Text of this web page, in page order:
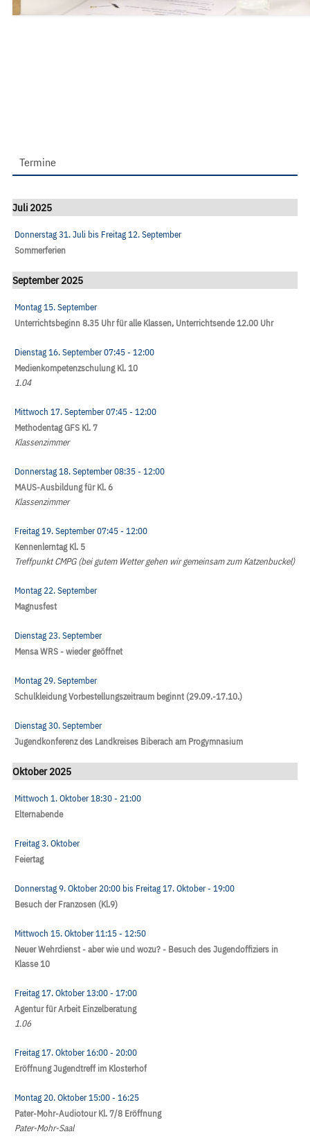
Termine
Juli 2025
Donnerstag 31. Juli bis Freitag 12. September
Sommerferien
September 2025
Montag 15. September
Unterrichtsbeginn 8.35 Uhr für alle Klassen, Unterrichtsende 12.00 Uhr
Dienstag 16. September07:45- 12:00
Medienkompetenzschulung Kl. 10
1.04
Mittwoch 17. September07:45- 12:00
Methodentag GFS Kl. 7
Klassenzimmer
Donnerstag 18. September08:35- 12:00
MAUS-Ausbildung für Kl. 6
Klassenzimmer
Freitag 19. September07:45- 12:00
Kennenlerntag Kl. 5
Treffpunkt CMPG (bei gutem Wetter gehen wir gemeinsam zum Katzenbuckel)
Montag 22. September
Magnusfest
Dienstag 23. September
Mensa WRS - wieder geöffnet
Montag 29. September
Schulkleidung Vorbestellungszeitraum beginnt (29.09.-17.10.)
Dienstag 30. September
Jugendkonferenz des Landkreises Biberach am Progymnasium
Oktober 2025
Mittwoch 1. Oktober18:30- 21:00
Elternabende
Freitag 3. Oktober
Feiertag
Donnerstag 9. Oktober20:00 bis Freitag 17. Oktober- 19:00
Besuch der Franzosen (Kl.9)
Mittwoch 15. Oktober11:15- 12:50
Neuer Wehrdienst - aber wie und wozu? - Besuch des Jugendoffiziers in
Klasse 10
Freitag 17. Oktober13:00- 17:00
Agentur für Arbeit Einzelberatung
1.06
Freitag 17. Oktober16:00- 20:00
Eröffnung Jugendtreff im Klosterhof
Montag 20. Oktober15:00- 16:25
Pater-Mohr-Audiotour Kl. 7/8 Eröffnung
Pater-Mohr-Saal